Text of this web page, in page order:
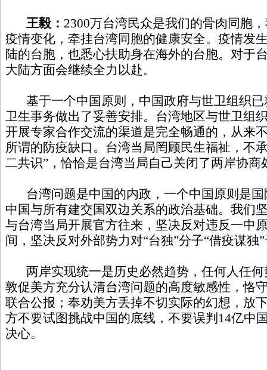
王毅： 2300万台湾民众是我们的骨肉同胞
疫情变化，牵挂台湾同胞的健康安全。疫情发
陆的台胞，也悉心扶助身在海外的台胞。对于
大陆方面会继续全力以赴。
基于一个中国原则，中国政府与世卫组织已
卫生事务做出了妥善安排。台湾地区与世卫组
开展专家合作交流的渠道是完全畅通的，从来
所谓的防疫缺口。台湾当局罔顾民生福祉，不
二共识”，恰恰是台湾当局自己关闭了两岸协商
台湾问题是中国的内政，一个中国原则是国
中国与所有建交国双边关系的政治基础。我们
与台湾当局开展官方往来，坚决反对违反一中
间，坚决反对外部势力对“台独”分子“借疫谋独
两岸实现统一是历史必然趋势，任何人任何
敦促美方充分认清台湾问题的高度敏感性，恪
联合公报；奉劝美方丢掉不切实际的幻想，放
方不要试图挑战中国的底线，不要误判14亿中
决心。